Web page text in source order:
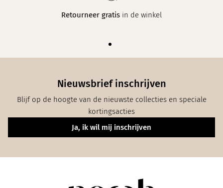
Retourneer gratis in de winkel
Nieuwsbrief inschrijven
Blijf op de hoogte van de nieuwste collecties en speciale
kortingsacties
Ja, ik wil mij inschrijven